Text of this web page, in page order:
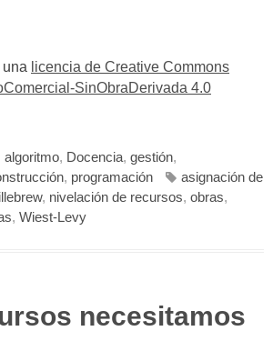
licencia de Creative Commons
SinObraDerivada 4.0
algoritmo, Docencia, gestión,
, programación
asignación de
, nivelación de recursos, obras,
, Wiest-Levy
necesitamos